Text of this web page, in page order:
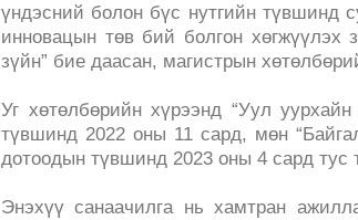
үндэсний болон бүс нутгийн түвшинд
инновацын төв бий болгон
зүйн” бие даасан, магистрын
Уг хөтөлбөрийн хүрээнд “Уул
түвшинд 2022 оны 11 сард, мөн
дотоодын түвшинд 2023 оны 4 сард тус
Энэхүү санаачилга нь хамтран